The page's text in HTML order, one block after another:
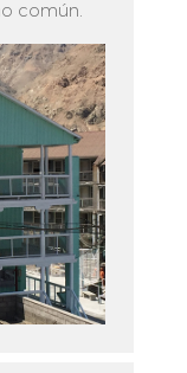
común.